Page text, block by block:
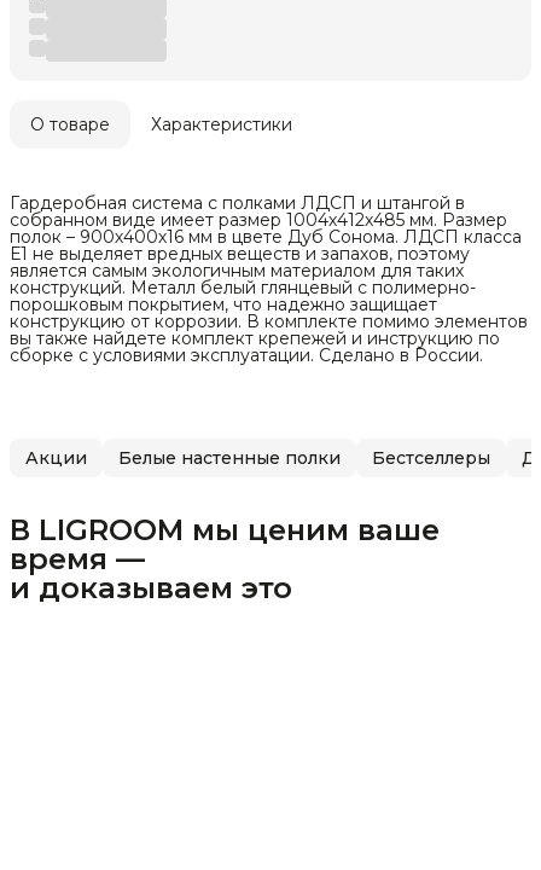
О товаре Характеристики
Гардеробная система с полками ЛДСП и штангой в
собранном виде имеет размер 1004х412х485 мм. Размер
полок – 900х400х16 мм в цвете Дуб Сонома. ЛДСП класса
Е1 не выделяет вредных веществ и запахов, поэтому
является самым экологичным материалом для таких
конструкций. Металл белый глянцевый с полимерно-
порошковым покрытием, что надежно защищает
конструкцию от коррозии. В комплекте помимо элементов
вы также найдете комплект крепежей и инструкцию по
сборке с условиями эксплуатации. Сделано в России.
Акции Белые настенные полки Бестселлеры
В LIGROOM мы ценим ваше
время —
и доказываем это